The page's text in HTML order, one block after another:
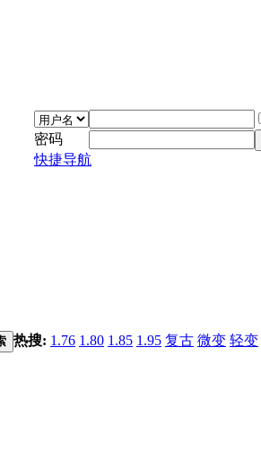
密码
快捷导航
热搜: 1.76 1.80 1.85 1.95 复古 微变 轻变